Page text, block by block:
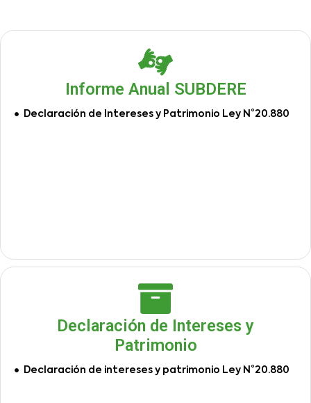
Informe Anual SUBDERE
Declaración de Intereses y Patrimonio Ley N°20.880
Declaración de Intereses y
Patrimonio
Declaración de intereses y patrimonio Ley N°20.880